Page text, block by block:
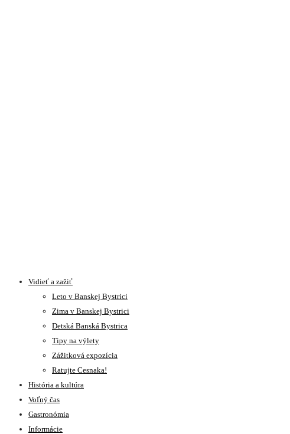
Vidieť a zažiť
Leto v Banskej Bystrici
Zima v Banskej Bystrici
Detská Banská Bystrica
Tipy na výlety
Zážitková expozícia
Ratujte Cesnaka!
História a kultúra
Voľný čas
Gastronómia
Informácie